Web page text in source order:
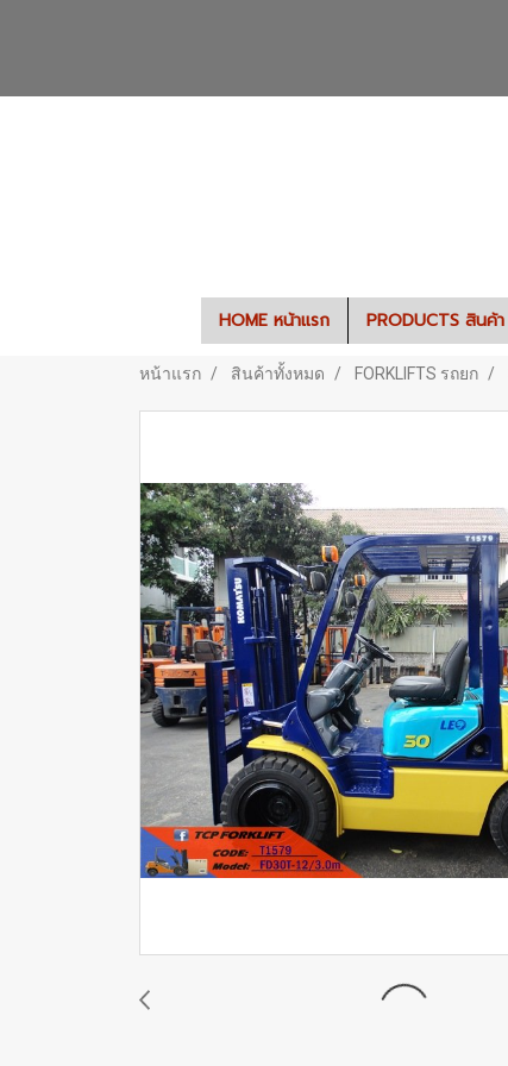
HOME หน้าแรก PRODUCTS สินค้า
หน้าแรก สินค้าทั้งหมด FORKLIFTS รถยก